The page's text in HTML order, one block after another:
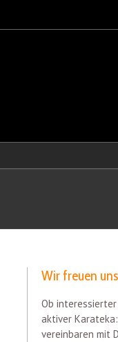
Wir freuen
Ob
aktiver
vereinbaren mit